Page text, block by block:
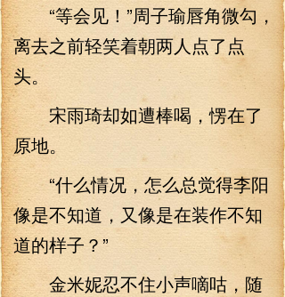
“等会见！”周子瑜唇角微勾，
离去之前轻笑着朝两人点了点
头。
宋雨琦却如遭棒喝，愣在了
原地。
“什么情况，怎么总觉得李阳
像是不知道，又像是在装作不知
道的样子？”
金米妮忍不住小声嘀咕，随